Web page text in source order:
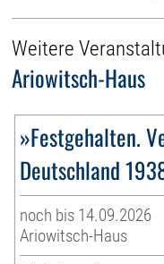
Weitere
Ariowitsch-Haus
»Festgehalten.
Deutschland
noch bis 14.09.2026
Ariowitsch-Haus